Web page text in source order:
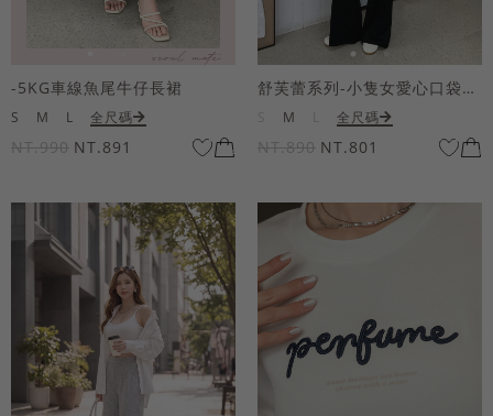
-5KG車線魚尾牛仔長裙
S M L 全尺碼
NT.990 NT.891
舒芙蕾系列-小隻女愛心口袋寬褲
M 全尺碼
NT.890 NT.801